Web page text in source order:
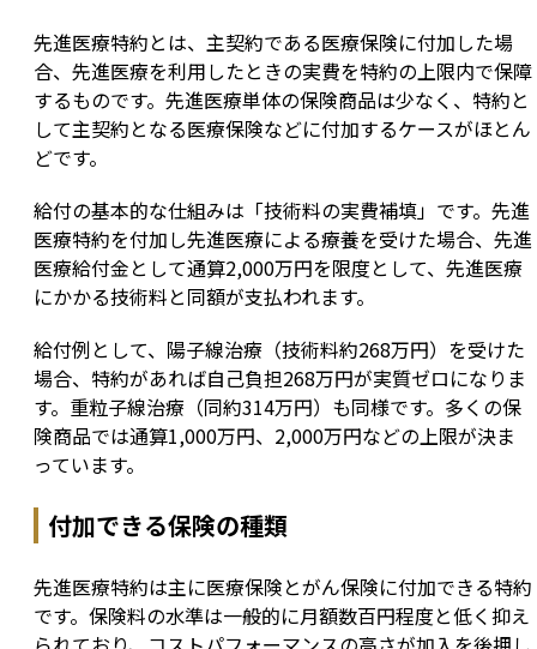
先進医療特約とは、主契約である医療保険に付加した場
合、先進医療を利用したときの実費を特約の上限内で保障
するものです。先進医療単体の保険商品は少なく、特約と
して主契約となる医療保険などに付加するケースがほとん
どです。
給付の基本的な仕組みは「技術料の実費補填」です。先進
医療特約を付加し先進医療による療養を受けた場合、先進
医療給付金として通算2,000万円を限度として、先進医療
にかかる技術料と同額が支払われます。
給付例として、陽子線治療（技術料約268万円）を受けた
場合、特約があれば自己負担268万円が実質ゼロになりま
す。重粒子線治療（同約314万円）も同様です。多くの保
険商品では通算1,000万円、2,000万円などの上限が決ま
っています。
付加できる保険の種類
先進医療特約は主に医療保険とがん保険に付加できる特約
です。保険料の水準は一般的に月額数百円程度と低く抑え